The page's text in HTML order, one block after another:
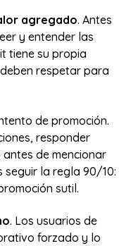
agregado. Antes
y entender las
tiene su propia
respetar para
de promoción.
responder
de mencionar
seguir la regla 90/10:
sutil.
. Los usuarios de
forzado y lo